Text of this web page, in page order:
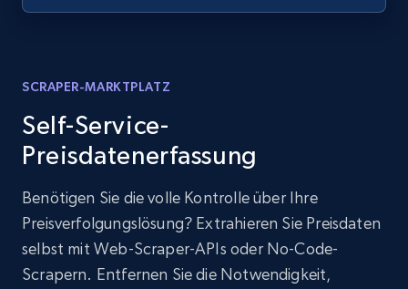
SCRAPER-MARKTPLATZ
Self-Service-
Preisdatenerfassung
Benötigen Sie die volle Kontrolle über Ihre
Preisverfolgungslösung? Extrahieren Sie Preisdaten
selbst mit Web-Scraper-APIs oder No-Code-
Scrapern. Entfernen Sie die Notwendigkeit,